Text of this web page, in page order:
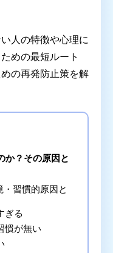
人の特徴や心理に
めの最短ルート
の再発防止策を解
か？その原因と
習慣的原因と
ぎる
慣が無い